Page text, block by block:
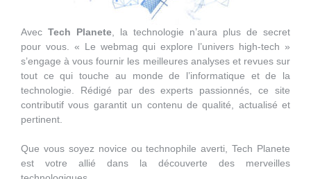
Avec Tech Planete , la technologie n’aura plus de secret
pour vous. « Le webmag qui explore l’univers high-tech »
s’engage à vous fournir les meilleures analyses et revues sur
tout ce qui touche au monde de l’informatique et de la
technologie. Rédigé par des experts passionnés, ce site
contributif vous garantit un contenu de qualité, actualisé et
pertinent.
Que vous soyez novice ou technophile averti, Tech Planete
est votre allié dans la découverte des merveilles